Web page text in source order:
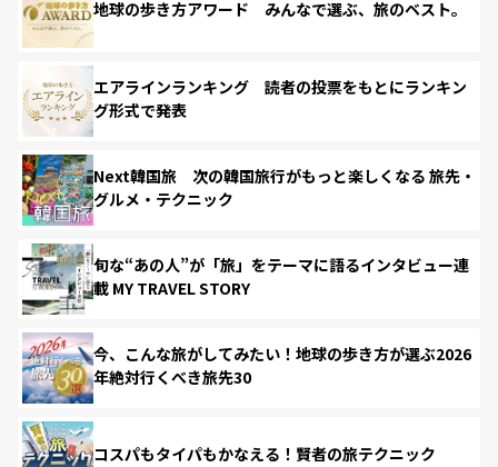
地球の歩き方アワード みんなで選ぶ、旅のベスト。
エアラインランキング 読者の投票をもとにランキン
グ形式で発表
Next韓国旅 次の韓国旅行がもっと楽しくなる 旅先・
グルメ・テクニック
旬な“あの人”が「旅」をテーマに語るインタビュー連
載 MY TRAVEL STORY
今、こんな旅がしてみたい！地球の歩き方が選ぶ2026
年絶対行くべき旅先30
コスパもタイパもかなえる！賢者の旅テクニック